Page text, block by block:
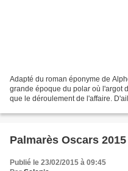
Adapté du roman éponyme de
grande époque du polar où l'argot
que le déroulement de l'affaire.
Palmarès Oscars 2015
Publié le 23/02/2015 à 09:45